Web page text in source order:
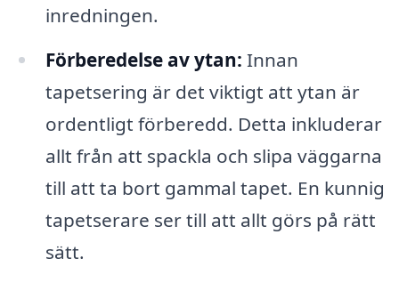
inredningen.
Förberedelse av ytan: Innan
tapetsering är det viktigt att ytan är
ordentligt förberedd. Detta inkluderar
allt från att spackla och slipa väggarna
till att ta bort gammal tapet. En kunnig
tapetserare ser till att allt görs på rätt
sätt.